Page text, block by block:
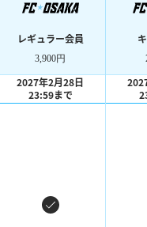
レギュラー会員
3,900円
2027年2月28日
23:59まで